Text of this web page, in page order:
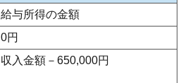
給与所得の金額
0円
収入金額－650,000円